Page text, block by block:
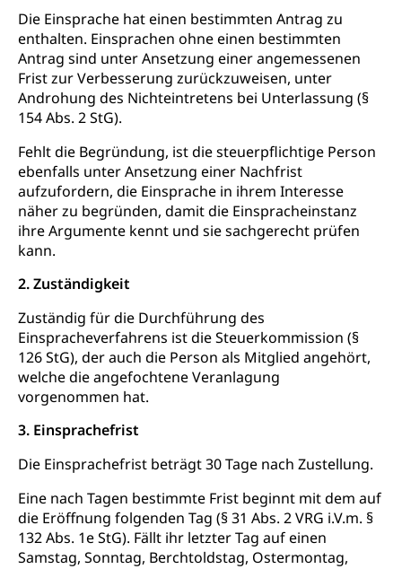
Die Einsprache hat einen bestimmten Antrag zu
enthalten. Einsprachen ohne einen bestimmten
Antrag sind unter Ansetzung einer angemessenen
Frist zur Verbesserung zurückzuweisen, unter
Androhung des Nichteintretens bei Unterlassung (§
154 Abs. 2 StG).
Fehlt die Begründung, ist die steuerpflichtige Person
ebenfalls unter Ansetzung einer Nachfrist
aufzufordern, die Einsprache in ihrem Interesse
näher zu begründen, damit die Einspracheinstanz
ihre Argumente kennt und sie sachgerecht prüfen
kann.
2. Zuständigkeit
Zuständig für die Durchführung des
Einspracheverfahrens ist die Steuerkommission (§
126 StG), der auch die Person als Mitglied angehört,
welche die angefochtene Veranlagung
vorgenommen hat.
3. Einsprachefrist
Die Einsprachefrist beträgt 30 Tage nach Zustellung.
Eine nach Tagen bestimmte Frist beginnt mit dem auf
die Eröffnung folgenden Tag (§ 31 Abs. 2 VRG i.V.m. §
132 Abs. 1e StG). Fällt ihr letzter Tag auf einen
Samstag, Sonntag, Berchtoldstag, Ostermontag,
Betreibungsverfahren
Konkursämter
Parteien, Grundfreiheiten, Pluralismus
Volksrechte
Kantonale Steuern
Finanzausgleich, Einkommenssteuer, Kopfsteuer,
Personalsteuer, Haushaltssteuer, Vermögenssteuer,
Verrechnungssteuer, Quellensteuer,
Grundstückgewinnsteuer, Liegenschaftssteuer,
Handänderungssteuer, Grundsteuer, Kirchensteuer,
Gewerbesteuer, Vergnügungssteuer,
Reklameplakatsteuer, Verkehrssteuer,
Erbschaftssteuer, Schenkungssteuer, Gewinn- und
Kapitalsteuer
Vermittler, Vermittlungsstelle, Schlichtungsstelle,
Vermittlung, Schlichtung, Mediation
Umgang mit Beschwerden (Volksschulen)
Beschwerde Strassenverkehrsamt
Rassismus
Diskriminierung, Fremdenfeindlichkeit,
Gleichberechtigung
Anlaufstelle Schutz vor Diskriminierung
(fabia)
Schutz vor Diskriminierung
Strafregister und Strafverfahren
Strafrecht, Strafrechtspflege, Gerichtsverfahren,
Strafregistereintrag, Strafregisterauszug,
Kriminalität
Strafverfahren Staatsanwaltschaft
Vormundschaft